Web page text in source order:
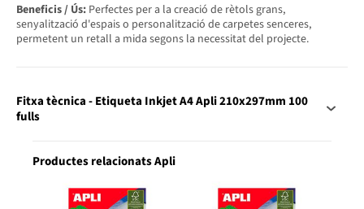
Beneficis / Ús: Perfectes per a la creació de rètols grans,
senyalització d'espais o personalització de carpetes senceres,
permetent un retall a mida segons la necessitat del projecte.
Fitxa tècnica - Etiqueta Inkjet A4 Apli 210x297mm 100
fulls
Productes relacionats Apli